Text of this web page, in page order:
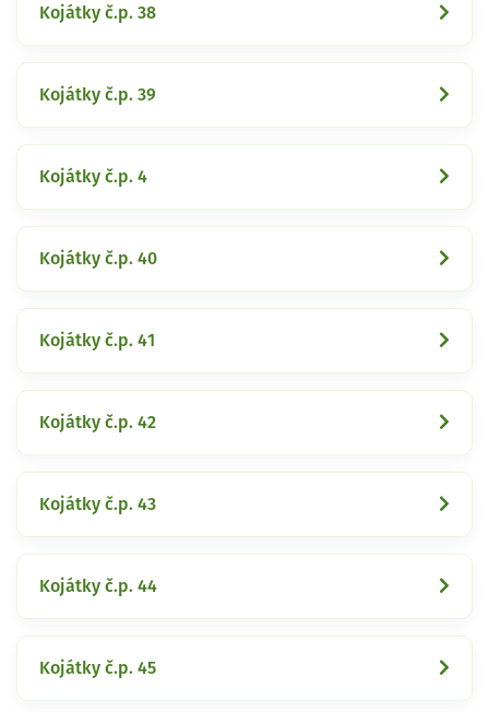
Kojátky č.p. 38
Kojátky č.p. 39
Kojátky č.p. 4
Kojátky č.p. 40
Kojátky č.p. 41
Kojátky č.p. 42
Kojátky č.p. 43
Kojátky č.p. 44
Kojátky č.p. 45